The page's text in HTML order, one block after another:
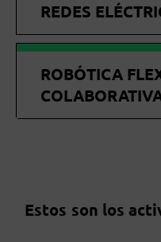
REDES
ROBÓTICA
Estos son los